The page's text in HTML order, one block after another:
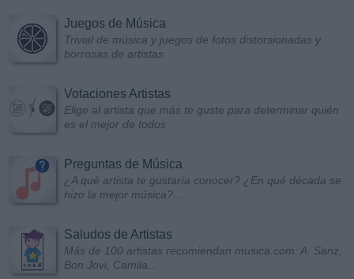
Juegos de Música
Trivial de música y juegos de fotos distorsionadas y
borrosas de artistas
Votaciones Artistas
Elige al artista que más te guste para determinar quién
es el mejor de todos
Preguntas de Música
¿A qué artista te gustaría conocer? ¿En qué década se
hizo la mejor música?...
Saludos de Artistas
Más de 100 artistas recomiendan musica.com: A. Sanz,
Bon Jovi, Camila...